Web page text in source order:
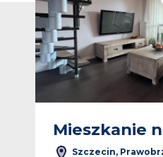
Mieszkanie
Szczecin,